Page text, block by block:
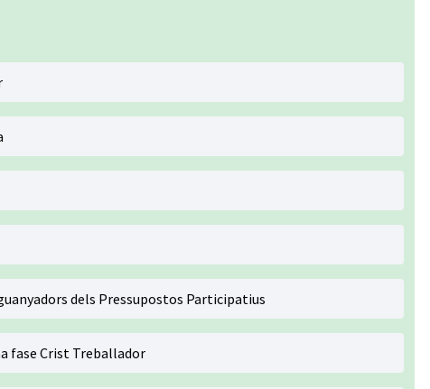
dels Pressupostos Participatius
fase Crist Treballador